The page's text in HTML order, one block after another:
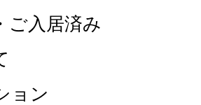
ご入居済み
ョン